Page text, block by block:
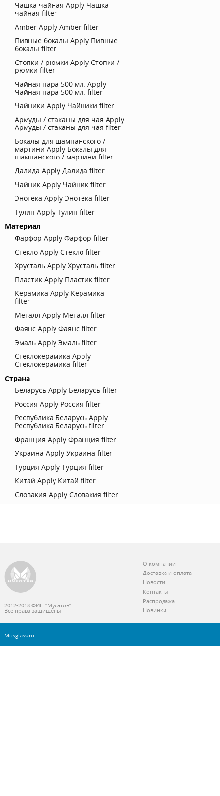
Чашка чайная Apply Чашка
чайная filter
Amber Apply Amber filter
Пивные бокалы Apply Пивные
бокалы filter
Стопки / рюмки Apply Стопки /
рюмки filter
Чайная пара 500 мл. Apply
Чайная пара 500 мл. filter
Чайники Apply Чайники filter
Армуды / стаканы для чая Apply
Армуды / стаканы для чая filter
Бокалы для шампанского /
мартини Apply Бокалы для
шампанского / мартини filter
Далида Apply Далида filter
Чайник Apply Чайник filter
Энотека Apply Энотека filter
Тулип Apply Тулип filter
Материал
Фарфор Apply Фарфор filter
Стекло Apply Стекло filter
Хрусталь Apply Хрусталь filter
Пластик Apply Пластик filter
Керамика Apply Керамика
filter
Металл Apply Металл filter
Фаянс Apply Фаянс filter
Эмаль Apply Эмаль filter
Стеклокерамика Apply
Стеклокерамика filter
Страна
Беларусь Apply Беларусь filter
Россия Apply Россия filter
Республика Беларусь Apply
Республика Беларусь filter
Франция Apply Франция filter
Украина Apply Украина filter
Турция Apply Турция filter
Китай Apply Китай filter
Словакия Apply Словакия filter
2012-2018 ©ИП “Мусатов”
Все права защищены
О компании
Доставка и оплата
Новости
Контакты
Распродажа
Новинки
Musglass.ru